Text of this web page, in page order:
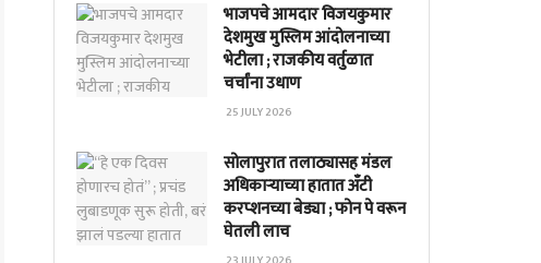
भाजपचे आमदार विजयकुमार
देशमुख मुस्लिम आंदोलनाच्या
भेटीला ; राजकीय वर्तुळात
चर्चांना उधाण
25 JULY 2026
सोलापुरात तलाठ्यासह मंडल
अधिकाऱ्याच्या हातात अँटी
करप्शनच्या बेड्या ; फोन पे वरून
घेतली लाच